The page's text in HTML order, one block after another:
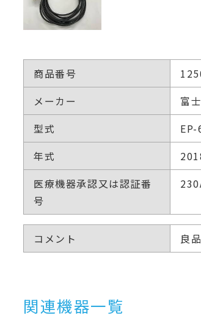
商品番号
メーカー
富
型式
年式
医療機器承認又は認証番
号
コメント 良品
関連機器一覧